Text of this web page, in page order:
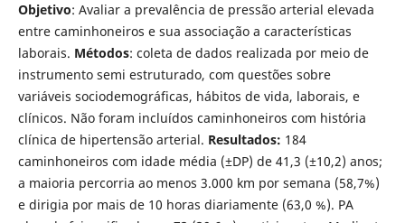
Objetivo: Avaliar a prevalência de pressão arterial elevada
entre caminhoneiros e sua associação a características
laborais. Métodos: coleta de dados realizada por meio de
instrumento semi estruturado, com questões sobre
variáveis sociodemográficas, hábitos de vida, laborais, e
clínicos. Não foram incluídos caminhoneiros com história
clínica de hipertensão arterial. Resultados: 184
caminhoneiros com idade média (±DP) de 41,3 (±10,2) anos;
a maioria percorria ao menos 3.000 km por semana (58,7%)
e dirigia por mais de 10 horas diariamente (63,0 %). PA